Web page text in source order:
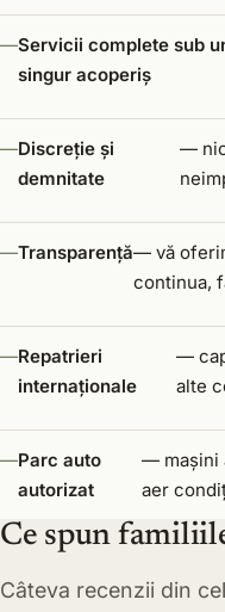
Servicii complete sub
singur acoperiș
Discreție și
demnitate
—
Transparență— vă
continua,
Repatrieri
internaționale
—
alte
Parc auto
autorizat
— mașini
aer
Ce spun
Câteva recenzii din